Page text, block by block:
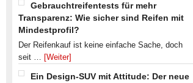
Gebrauchtreifentests für mehr
Transparenz: Wie sicher sind Reifen mit
Mindestprofil?
Der Reifenkauf ist keine einfache Sache, doch
seit … [Weiter]
Ein Design-SUV mit Attitude: Der neue